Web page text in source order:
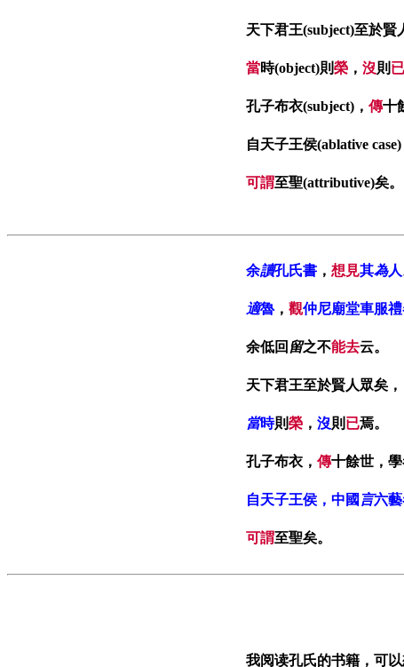
天下君王(subject)至於賢
當時(object)則榮 ， 沒則 已
孔子布衣(subject)， 傳十
自天子王侯(ablative
可謂至聖(attributive)矣。
余讀孔氏書 ， 想見其為人
適魯， 觀仲尼廟堂車服
余低回 留之不能去云。
天下君王至於賢人眾矣，
當時則榮 ， 沒則 已焉。
孔子布衣， 傳十餘世，
自天子王侯，中國 言六
可謂至聖矣。
我阅读孔氏的书籍，可以